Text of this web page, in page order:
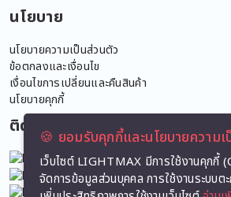
นโยบาย
นโยบายความเป็นส่วนตัว
ข้อตกลงและเงื่อนไข
เงื่อนไขการเปลี่ยนและคืนสินค้า
นโยบายคุกกี้
ติดตามเรา
Facebook
Tiktok
Instagram
🍪 ยอมรับคุกกี้และนโยบายความ
เว็บไซต์ LIGHTMAX มีการใช้งานคุกกี้
จัดการข้อมูลส่วนบุคคล การใช้งานระบบต